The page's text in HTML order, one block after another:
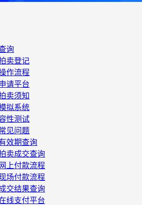
询
卖登记
作流程
请平台
卖须知
拟系统
性测试
见问题
效期查询
卖成交查询
上付款流程
场付款流程
交结果查询
线支付平台